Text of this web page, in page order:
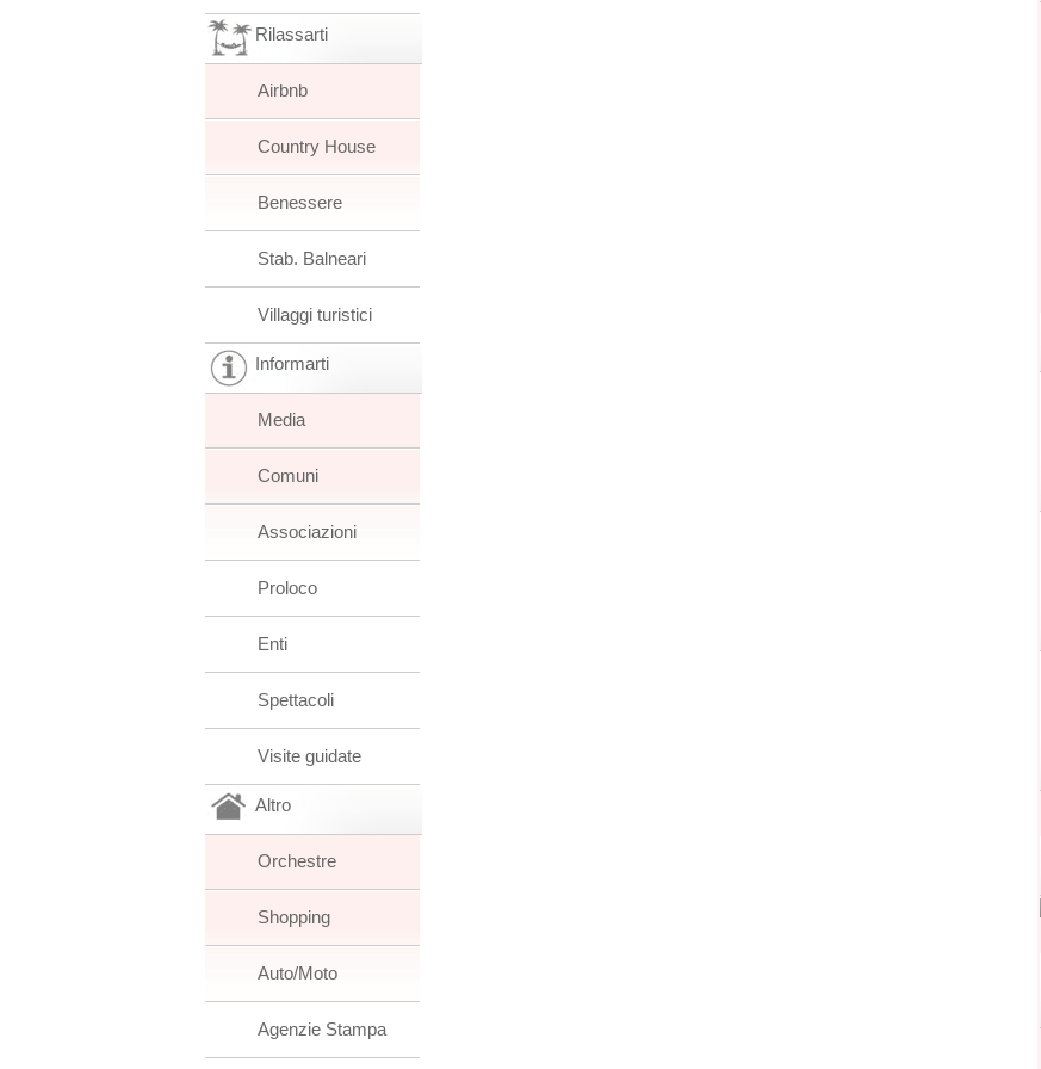
Rilassarti
Airbnb
Country House
Benessere
Stab. Balneari
Villaggi turistici
Informarti
Media
Comuni
Associazioni
Proloco
Enti
Spettacoli
Visite guidate
Altro
Orchestre
Shopping
Auto/Moto
Agenzie Stampa